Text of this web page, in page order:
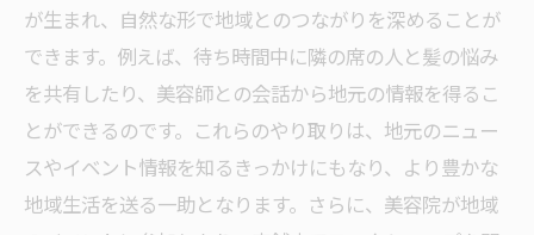
が生まれ、自然な形で地域とのつながりを深めることが
できます。例えば、待ち時間中に隣の席の人と髪の悩み
を共有したり、美容師との会話から地元の情報を得るこ
とができるのです。これらのやり取りは、地元のニュー
スやイベント情報を知るきっかけにもなり、より豊かな
地域生活を送る一助となります。さらに、美容院が地域